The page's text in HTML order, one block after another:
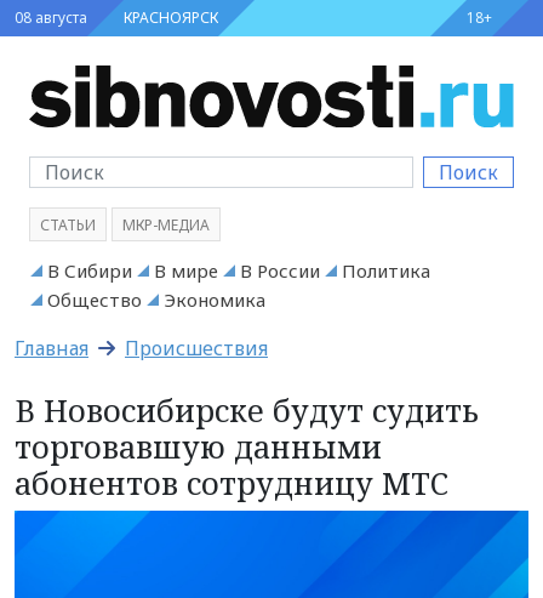
08 августа КРАСНОЯРСК 18+
Поиск
СТАТЬИ МКР-МЕДИА
В Сибири В мире В России
Политика
Общество
Экономика
Главная Происшествия
В Новосибирске будут судить
торговавшую данными
абонентов сотрудницу МТС